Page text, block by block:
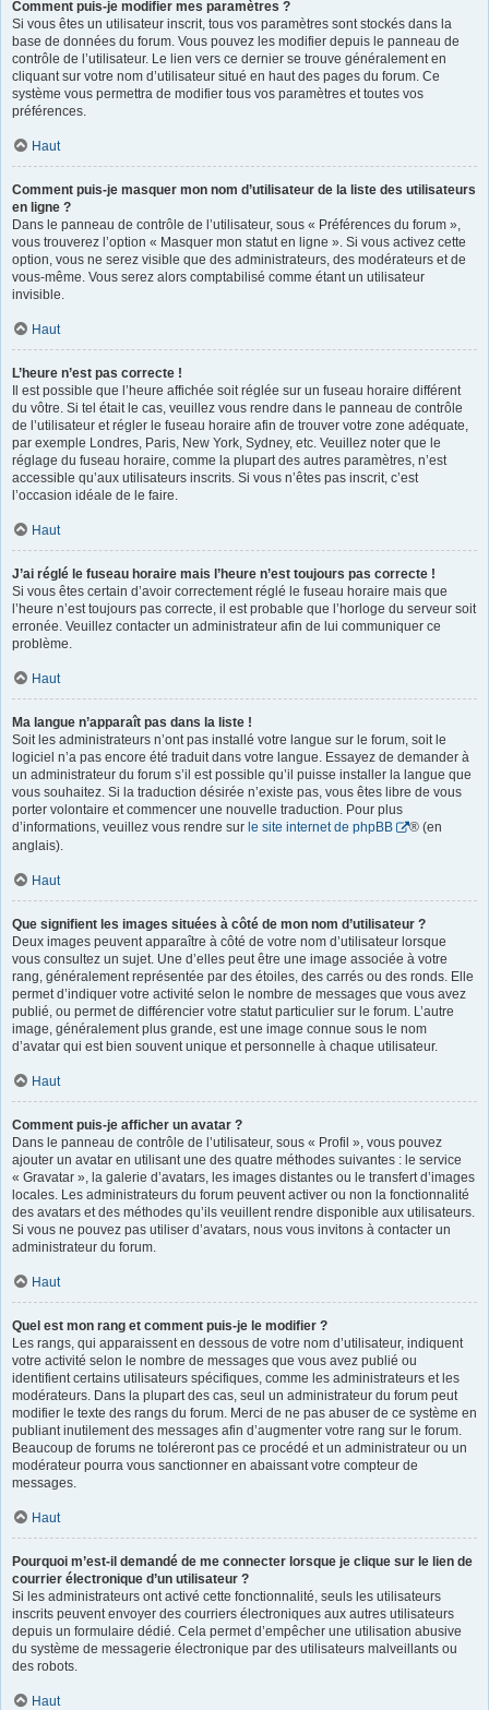
Comment puis-je modifier mes paramètres ?
Si vous êtes un utilisateur inscrit, tous vos paramètres sont stockés dans la
base de données du forum. Vous pouvez les modifier depuis le panneau de
contrôle de l’utilisateur. Le lien vers ce dernier se trouve généralement en
cliquant sur votre nom d’utilisateur situé en haut des pages du forum. Ce
système vous permettra de modifier tous vos paramètres et toutes vos
préférences.
Haut
Comment puis-je masquer mon nom d’utilisateur de la liste des utilisateurs
en ligne ?
Dans le panneau de contrôle de l’utilisateur, sous « Préférences du forum »,
vous trouverez l’option « Masquer mon statut en ligne ». Si vous activez cette
option, vous ne serez visible que des administrateurs, des modérateurs et de
vous-même. Vous serez alors comptabilisé comme étant un utilisateur
invisible.
Haut
L’heure n’est pas correcte !
Il est possible que l’heure affichée soit réglée sur un fuseau horaire différent
du vôtre. Si tel était le cas, veuillez vous rendre dans le panneau de contrôle
de l’utilisateur et régler le fuseau horaire afin de trouver votre zone adéquate,
par exemple Londres, Paris, New York, Sydney, etc. Veuillez noter que le
réglage du fuseau horaire, comme la plupart des autres paramètres, n’est
accessible qu’aux utilisateurs inscrits. Si vous n’êtes pas inscrit, c’est
l’occasion idéale de le faire.
Haut
J’ai réglé le fuseau horaire mais l’heure n’est toujours pas correcte !
Si vous êtes certain d’avoir correctement réglé le fuseau horaire mais que
l’heure n’est toujours pas correcte, il est probable que l’horloge du serveur soit
erronée. Veuillez contacter un administrateur afin de lui communiquer ce
problème.
Haut
Ma langue n’apparaît pas dans la liste !
Soit les administrateurs n’ont pas installé votre langue sur le forum, soit le
logiciel n’a pas encore été traduit dans votre langue. Essayez de demander à
un administrateur du forum s’il est possible qu’il puisse installer la langue que
vous souhaitez. Si la traduction désirée n’existe pas, vous êtes libre de vous
porter volontaire et commencer une nouvelle traduction. Pour plus
d’informations, veuillez vous rendre sur le site internet de phpBB
® (en
anglais).
Haut
Que signifient les images situées à côté de mon nom d’utilisateur ?
Deux images peuvent apparaître à côté de votre nom d’utilisateur lorsque
vous consultez un sujet. Une d’elles peut être une image associée à votre
rang, généralement représentée par des étoiles, des carrés ou des ronds. Elle
permet d’indiquer votre activité selon le nombre de messages que vous avez
publié, ou permet de différencier votre statut particulier sur le forum. L’autre
image, généralement plus grande, est une image connue sous le nom
d’avatar qui est bien souvent unique et personnelle à chaque utilisateur.
Haut
Comment puis-je afficher un avatar ?
Dans le panneau de contrôle de l’utilisateur, sous « Profil », vous pouvez
ajouter un avatar en utilisant une des quatre méthodes suivantes : le service
« Gravatar », la galerie d’avatars, les images distantes ou le transfert d’images
locales. Les administrateurs du forum peuvent activer ou non la fonctionnalité
des avatars et des méthodes qu’ils veuillent rendre disponible aux utilisateurs.
Si vous ne pouvez pas utiliser d’avatars, nous vous invitons à contacter un
administrateur du forum.
Haut
Quel est mon rang et comment puis-je le modifier ?
Les rangs, qui apparaissent en dessous de votre nom d’utilisateur, indiquent
votre activité selon le nombre de messages que vous avez publié ou
identifient certains utilisateurs spécifiques, comme les administrateurs et les
modérateurs. Dans la plupart des cas, seul un administrateur du forum peut
modifier le texte des rangs du forum. Merci de ne pas abuser de ce système en
publiant inutilement des messages afin d’augmenter votre rang sur le forum.
Beaucoup de forums ne toléreront pas ce procédé et un administrateur ou un
modérateur pourra vous sanctionner en abaissant votre compteur de
messages.
Haut
Pourquoi m’est-il demandé de me connecter lorsque je clique sur le lien de
courrier électronique d’un utilisateur ?
Si les administrateurs ont activé cette fonctionnalité, seuls les utilisateurs
inscrits peuvent envoyer des courriers électroniques aux autres utilisateurs
depuis un formulaire dédié. Cela permet d’empêcher une utilisation abusive
du système de messagerie électronique par des utilisateurs malveillants ou
des robots.
Haut